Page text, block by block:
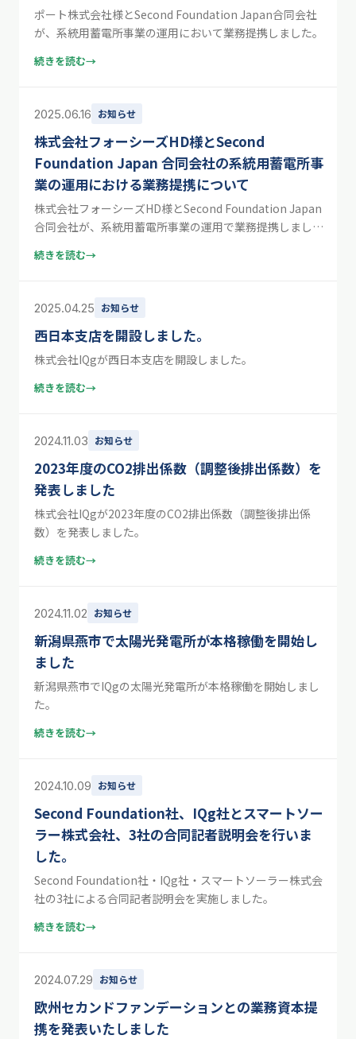
ポート株式会社様とSecond Foundation Japan合同会社
が、系統用蓄電所事業の運用において業務提携しました。
続きを読む→
2025.06.16 お知らせ
株式会社フォーシーズHD様とSecond
Foundation Japan 合同会社の系統用蓄電所事
業の運用における業務提携について
株式会社フォーシーズHD様とSecond Foundation Japan
合同会社が、系統用蓄電所事業の運用で業務提携しまし
続きを読む→
2025.04.25 お知らせ
西日本支店を開設しました。
株式会社IQgが西日本支店を開設しました。
続きを読む→
2024.11.03 お知らせ
2023年度のCO2排出係数（調整後排出係数）を
発表しました
株式会社IQgが2023年度のCO2排出係数（調整後排出係
数）を発表しました。
続きを読む→
2024.11.02 お知らせ
新潟県燕市で太陽光発電所が本格稼働を開始し
ました
新潟県燕市でIQgの太陽光発電所が本格稼働を開始しまし
た。
続きを読む→
2024.10.09 お知らせ
Second Foundation社、IQg社とスマートソー
ラー株式会社、3社の合同記者説明会を行いま
した。
Second Foundation社・IQg社・スマートソーラー株式会
社の3社による合同記者説明会を実施しました。
続きを読む→
2024.07.29 お知らせ
欧州セカンドファンデーションとの業務資本提
携を発表いたしました